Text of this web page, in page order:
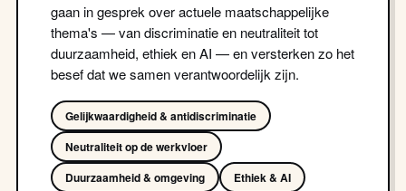
gaan in gesprek over actuele maatschappelijke
thema's — van discriminatie en neutraliteit tot
duurzaamheid, ethiek en AI — en versterken zo het
besef dat we samen verantwoordelijk zijn.
Gelijkwaardigheid & antidiscriminatie
Neutraliteit op de werkvloer
Duurzaamheid & omgeving
Ethiek & AI